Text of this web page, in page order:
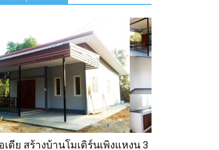
เดีย สร้างบ้านโมเดิร์นเพิงแหงน 3